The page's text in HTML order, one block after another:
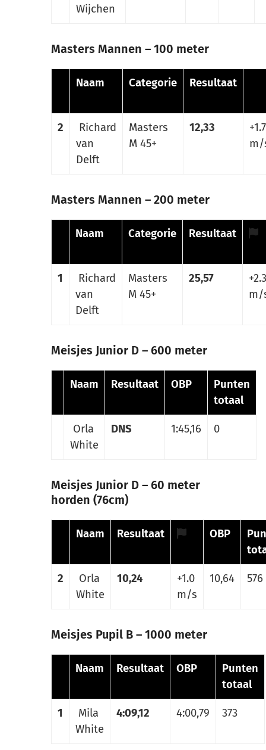
Wijchen
Masters Mannen – 100 meter
Naam Categorie Resultaat
2
Richard
van
Delft
Masters
M 45+
12,33
+1.7
m/
Masters Mannen – 200 meter
Naam Categorie Resultaat
1
Richard
van
Delft
Masters
M 45+
25,57
+2.3
m/
Meisjes Junior D – 600 meter
Naam Resultaat OBP
Punten
totaal
Orla
White
DNS 1:45,16 0
Meisjes Junior D – 60 meter
horden (76cm)
Naam Resultaat OBP
2
Orla
White
10,24
+1.0
m/s
10,64 576
Meisjes Pupil B – 1000 meter
Naam Resultaat OBP
Punten
totaal
1
Mila
White
4:09,12 4:00,79 373